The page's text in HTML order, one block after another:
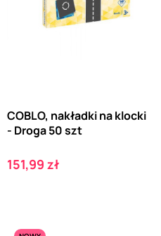
COBLO, nakładki na klocki
- Droga 50 szt
Cena
151,99 zł